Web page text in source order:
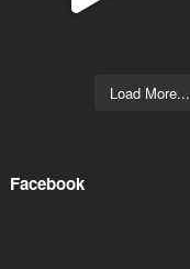
Load More...
Facebook